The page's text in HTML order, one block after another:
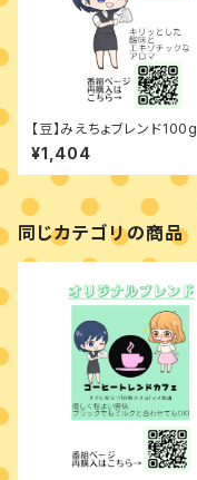
【豆】みえちょブレンド100g
¥1,404
同じカテゴリの商品